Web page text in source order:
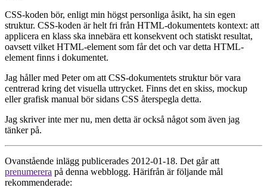
CSS-koden bör, enligt min högst personliga åsikt, ha sin egen
struktur. CSS-koden är helt fri från HTML-dokumentets kontext: att
applicera en klass ska innebära ett konsekvent och statiskt resultat,
oavsett vilket HTML-element som får det och var detta HTML-
element finns i dokumentet.
Jag håller med Peter om att CSS-dokumentets struktur bör vara
centrerad kring det visuella uttrycket. Finns det en skiss, mockup
eller grafisk manual bör sidans CSS återspegla detta.
Jag skriver inte mer nu, men detta är också något som även jag
tänker på.
Ovanstående inlägg publicerades 2012-01-18. Det går att
prenumerera på denna webblogg. Härifrån är följande mål
rekommenderade: